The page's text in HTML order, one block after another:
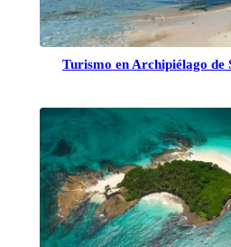
Turismo en Archipiélago de